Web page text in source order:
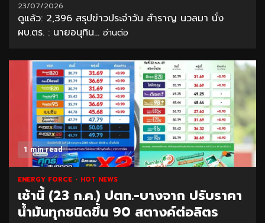
23/07/2026
ดูแล้ว: 2,396 สรุปข่าวประจำวัน สำราญ นวลมา นั่ง
ผบ.ตร. : นายอนุทิน... อ่านต่อ
1 min read
ENERGY FORCE HOT NEWS
เช้านี้ (23 ก.ค.) ปตท.-บางจาก ปรับราคา
น้ำมันทุกชนิดขึ้น 90 สตางค์ต่อลิตร